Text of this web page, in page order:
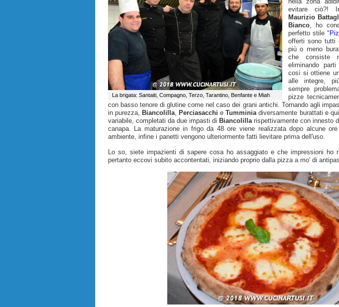
La brigata: Santaiti, Compagno, Terzo, Tarantino, Benfante e Miah
evitare ciò?!
Maurizio
Bianco, ho
perfetto stile "
offerti sono tutti
più o meno
che consiste
eliminando
così si ottiene
alle integre,
sempre
pizze
con basso tenore di glutine come nel caso dei grani antichi. Tornando agli
in purezza, Biancolilla, Perciasacchi eTumminiadiversamente burattati e
variabile, completati da due impasti di Biancolillarispettivamente con innesto
canapa. La maturazione in frigo da 48 ore viene realizzata dopo alcune
ambiente, infine i panetti vengono ulteriormente fatti lievitare prima dell'uso.
Lo so, siete impazienti di sapere cosa ho assaggiato e che impressioni ho
pertanto eccovi subito accontentati, iniziando proprio dalla pizza a mo' di